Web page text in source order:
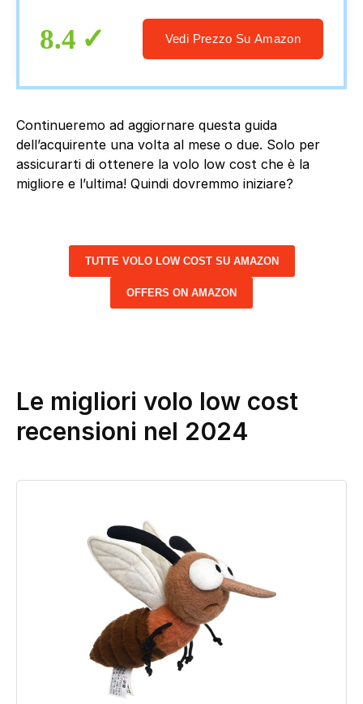
8.4 Vedi Prezzo Su Amazon
Continueremo ad aggiornare questa guida
dell’acquirente una volta al mese o due. Solo per
assicurarti di ottenere la volo low cost che è la
migliore e l’ultima! Quindi dovremmo iniziare?
TUTTE VOLO LOW COST SU AMAZON
OFFERS ON AMAZON
Le migliori volo low cost
recensioni nel 2024